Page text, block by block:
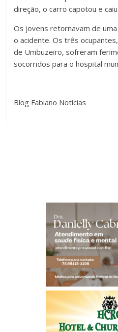
direção, o carro capotou e
Os jovens retornavam de
o acidente. Os três
de Umbuzeiro, sofreram
socorridos para o hospital
Blog Fabiano Notícias